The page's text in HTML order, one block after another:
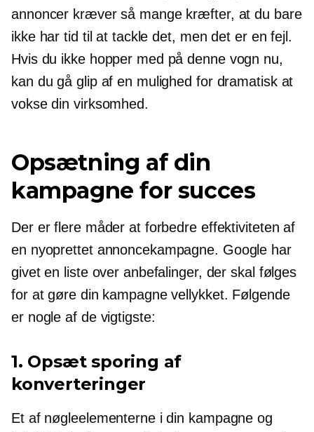
annoncer kræver så mange kræfter, at du bare
ikke har tid til at tackle det, men det er en fejl.
Hvis du ikke hopper med på denne vogn nu,
kan du gå glip af en mulighed for dramatisk at
vokse din virksomhed.
Opsætning af din
kampagne for succes
Der er flere måder at forbedre effektiviteten af ​​
en nyoprettet annoncekampagne. Google har
givet en liste over anbefalinger, der skal følges
for at gøre din kampagne vellykket. Følgende
er nogle af de vigtigste:
1. Opsæt sporing af
konverteringer
Et af nøgleelementerne i din kampagne og